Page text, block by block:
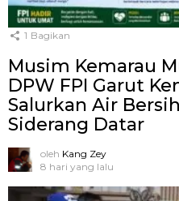
1 Bagikan
Musim Kemarau
DPW FPI Garut
Salurkan Air
Siderang Datar
oleh Kang Zey
8 hari yang lalu